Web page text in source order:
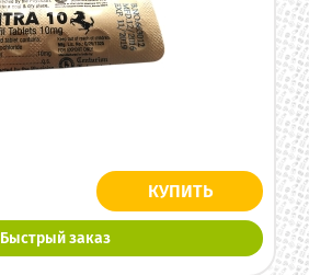
КУПИТЬ
Быстрый заказ